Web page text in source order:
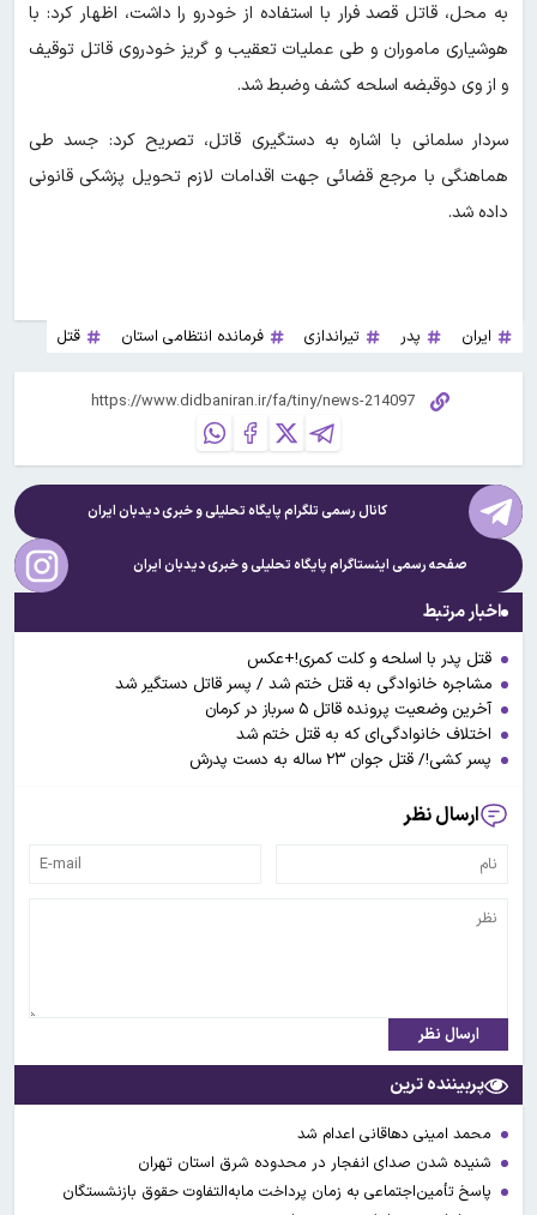
به محل، قاتل قصد فرار با استفاده از خودرو را داشت، اظهار کرد: با
هوشیاری ماموران و طی عملیات تعقیب و گریز خودروی قاتل توقیف
و از وی دوقبضه اسلحه کشف وضبط شد.
سردار سلمانی با اشاره به دستگیری قاتل، تصریح کرد: جسد طی
هماهنگی با مرجع قضائی جهت اقدامات لازم تحویل پزشکی قانونی
داده شد.
ایران پدر تیراندازی فرمانده انتظامی استان قتل
کانال رسمی تلگرام پایگاه تحلیلی و خبریدیدبان ایران
صفحه رسمی اینستاگرام پایگاه تحلیلی و خبریدیدبان ایران
اخبار مرتبط
قتل پدر با اسلحه و کلت کمری!+عکس
مشاجره خانوادگی به قتل ختم شد / پسر قاتل دستگیر شد
آخرین وضعیت پرونده قاتل ۵ سرباز در کرمان
اختلاف خانوادگی‌ای که به قتل ختم شد
پسر کشی!/ قتل جوان ۲۳ ساله به دست پدرش
ارسال نظر
ارسال نظر
پربیننده ترین
محمد امینی دهاقانی اعدام شد
شنیده شدن صدای انفجار در محدوده شرق استان تهران
پاسخ تأمین‌اجتماعی به زمان پرداخت مابه‌التفاوت حقوق بازنشستگان